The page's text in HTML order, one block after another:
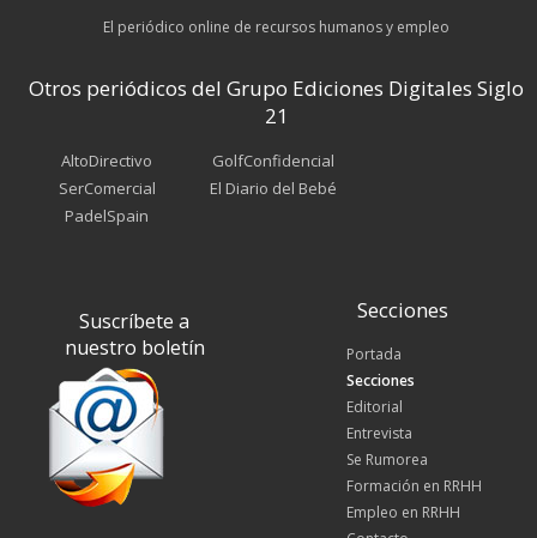
El periódico online de recursos humanos y empleo
Otros periódicos del Grupo Ediciones Digitales Siglo
21
AltoDirectivo
SerComercial
PadelSpain
GolfConfidencial
El Diario del Bebé
Suscríbete a
nuestro boletín
Secciones
Portada
Secciones
Editorial
Entrevista
Se Rumorea
Formación en RRHH
Empleo en RRHH